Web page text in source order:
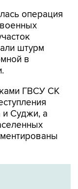
операция
штурм
в
ГВСУ СК
и Суджи, а